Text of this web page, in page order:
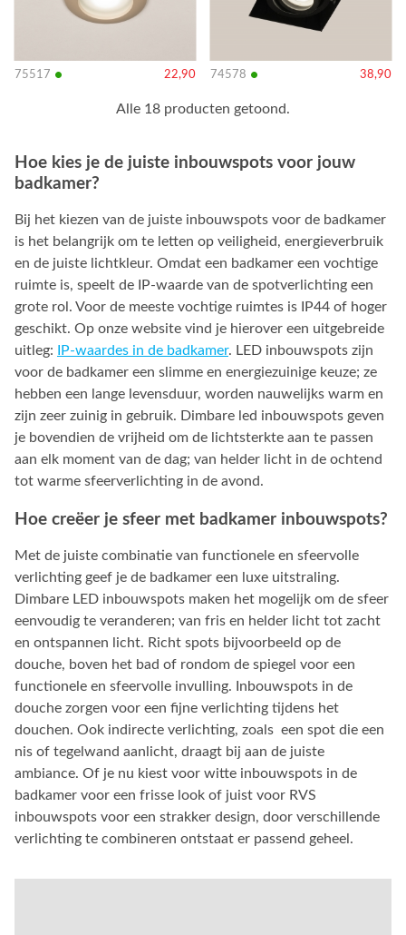
75517 • 22,90 74578 • 38,90
Alle 18 producten getoond.
Hoe kies je de juiste inbouwspots voor jouw
badkamer?
Bij het kiezen van de juiste inbouwspots voor de badkamer
is het belangrijk om te letten op veiligheid, energieverbruik
en de juiste lichtkleur. Omdat een badkamer een vochtige
ruimte is, speelt de IP-waarde van de spotverlichting een
grote rol. Voor de meeste vochtige ruimtes is IP44 of hoger
geschikt. Op onze website vind je hierover een uitgebreide
uitleg:
IP-waardes in de badkamer. LED inbouwspots zijn
voor de badkamer een slimme en energiezuinige keuze; ze
hebben een lange levensduur, worden nauwelijks warm en
zijn zeer zuinig in gebruik. Dimbare led inbouwspots geven
je bovendien de vrijheid om de lichtsterkte aan te passen
aan elk moment van de dag; van helder licht in de ochtend
tot warme sfeerverlichting in de avond.
Hoe creëer je sfeer met badkamer inbouwspots?
Met de juiste combinatie van functionele en sfeervolle
verlichting geef je de badkamer een luxe uitstraling.
Dimbare LED inbouwspots maken het mogelijk om de sfeer
eenvoudig te veranderen; van fris en helder licht tot zacht
en ontspannen licht. Richt spots bijvoorbeeld op de
douche, boven het bad of rondom de spiegel voor een
functionele en sfeervolle invulling. Inbouwspots in de
douche zorgen voor een fijne verlichting tijdens het
douchen. Ook indirecte verlichting, zoals een spot die een
nis of tegelwand aanlicht, draagt bij aan de juiste
ambiance. Of je nu kiest voor witte inbouwspots in de
badkamer voor een frisse look of juist voor RVS
inbouwspots voor een strakker design, door verschillende
verlichting te combineren ontstaat er passend geheel.